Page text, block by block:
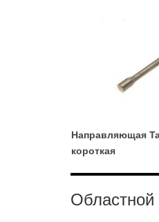
Направляющая
короткая
Областной